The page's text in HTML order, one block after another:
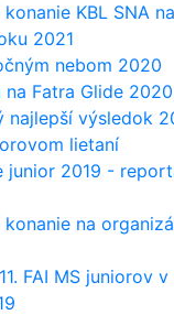
KBL SNA
2021
nebom 2020
na Fatra Glide 2020
najlepší výsledok
lietaní
junior 2019 -
na
FAI MS juniorov